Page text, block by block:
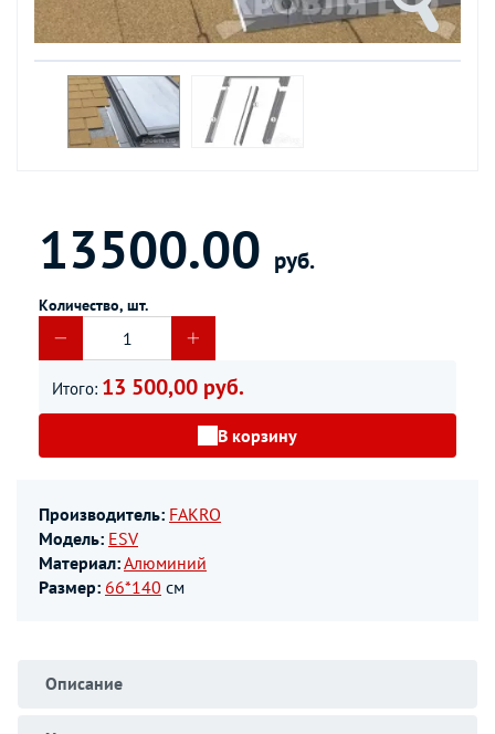
13500.00 руб.
Количество, шт.
Итого: 13 500,00 руб.
В корзину
Производитель: FAKRO
Модель: ESV
Материал:Алюминий
Размер: 66*140 см
Описание